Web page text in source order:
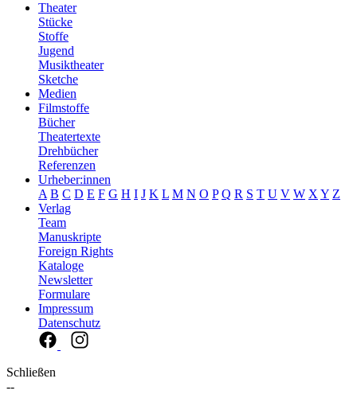
Theater
Stücke
Stoffe
Jugend
Musiktheater
Sketche
Medien
Filmstoffe
Bücher
Theatertexte
Drehbücher
Referenzen
Urheber:innen
A B C D E F G H I J K L M N O P Q R S T U V W X Y Z
Verlag
Team
Manuskripte
Foreign Rights
Kataloge
Newsletter
Formulare
Impressum
Datenschutz
Schließen
--